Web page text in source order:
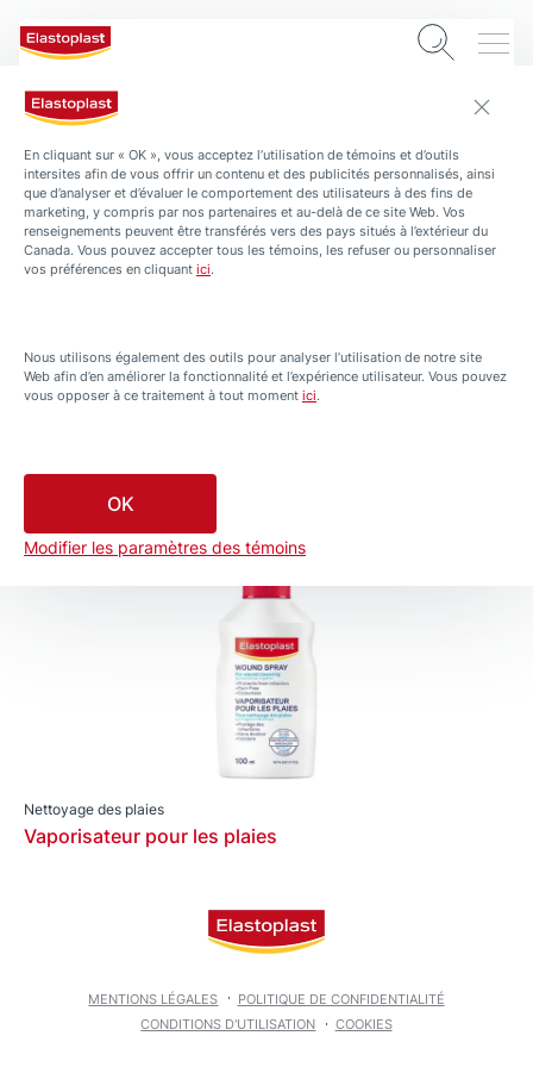
Tous les produits
Nettoyage des plaies
Nettoyage des plaies
Vaporisateur pour les plaies
MENTIONS LÉGALES
POLITIQUE DE CONFIDENTIALITÉ
CONDITIONS D'UTILISATION
COOKIES
En cliquant sur « OK », vous acceptez l’utilisation de témoins et d’outils
intersites afin de vous offrir un contenu et des publicités personnalisés, ainsi
que d’analyser et d’évaluer le comportement des utilisateurs à des fins de
marketing, y compris par nos partenaires et au-delà de ce site Web. Vos
renseignements peuvent être transférés vers des pays situés à l’extérieur du
Canada. Vous pouvez accepter tous les témoins, les refuser ou personnaliser
vos préférences en cliquant ici.
Nous utilisons également des outils pour analyser l’utilisation de notre site
Web afin d’en améliorer la fonctionnalité et l’expérience utilisateur. Vous pouvez
vous opposer à ce traitement à tout moment ici.
OK
Modifier les paramètres des témoins